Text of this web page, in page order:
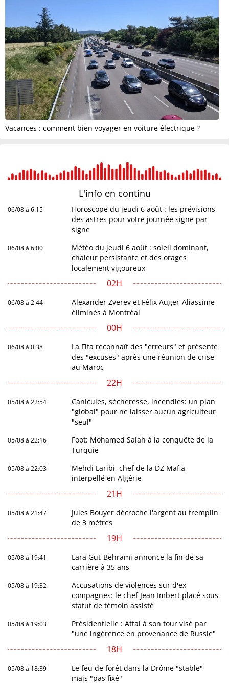
Vacances : comment bien voyager en voiture électrique ?
L'info en continu
06/08 à 6:15
Horoscope du jeudi 6 août : les prévisions
des astres pour votre journée signe par
signe
06/08 à 6:00
Météo du jeudi 6 août : soleil dominant,
chaleur persistante et des orages
localement vigoureux
02H
06/08 à 2:44
Alexander Zverev et Félix Auger-Aliassime
éliminés à Montréal
00H
06/08 à 0:38
La Fifa reconnaît des "erreurs" et présente
des "excuses" après une réunion de crise
au Maroc
22H
05/08 à 22:54
Canicules, sécheresse, incendies: un plan
"global" pour ne laisser aucun agriculteur
"seul"
05/08 à 22:16
Foot: Mohamed Salah à la conquête de la
Turquie
05/08 à 22:03
Mehdi Laribi, chef de la DZ Mafia,
interpellé en Algérie
21H
05/08 à 21:47
Jules Bouyer décroche l'argent au tremplin
de 3 mètres
19H
05/08 à 19:41
Lara Gut-Behrami annonce la fin de sa
carrière à 35 ans
05/08 à 19:32
Accusations de violences sur d'ex-
compagnes: le chef Jean Imbert placé sous
statut de témoin assisté
05/08 à 19:03
Présidentielle : Attal à son tour visé par
"une ingérence en provenance de Russie"
18H
05/08 à 18:39
Le feu de forêt dans la Drôme "stable"
mais "pas fixé"